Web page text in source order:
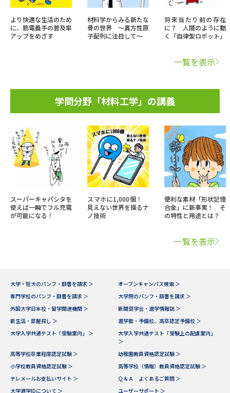
より快適な生活のため
に、筋電義手の普及率
アップをめざす
材料学からみる新たな
骨の世界 ～異方性原
子配列に注目して～
将来当たり前の存在
に？ 人間のように動
く「自律型ロボット」
一覧を表示
学問分野「材料工学」の講義
スーパーキャパシタを
使えば一瞬でフル充電
が可能になる！
スマホに1,000個！
見えない世界を操るナ
ノ技術
便利な素材「形状記憶
合金」に新事実！ そ
の特性と用途とは？
一覧を表示
大学・短大のパンフ・願書を請求 ＞
オープンキャンパス検索 ＞
専門学校のパンフ・願書を請求 ＞
大学院のパンフ・願書を請求 ＞
外国大学日本校・留学関連機関 ＞
新聞奨学会・進学情報誌 ＞
新生活・部屋探し ＞
進学塾・予備校、高卒認定予備校 ＞
大学入学共通テスト「受験案内」 ＞
大学入学共通テスト「受験上の配慮案内」
＞
高等学校卒業程度認定試験 ＞
幼稚園教員資格認定試験 ＞
小学校教員資格認定試験 ＞
高等学校（情報）教員資格認定試験 ＞
テレメールお支払いサイト ＞
Ｑ＆Ａ よくあるご質問 ＞
大学進学IDについて ＞
ユーザーサポート ＞